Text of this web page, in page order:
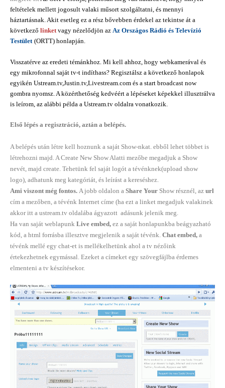
feltételek mellett jogosult valaki műsort szolgáltatni, és mennyi
háztartásnak. Akit esetleg ez a rész bővebben érdekel az tekintse át a
következő linketvagy nézelődjön az Az Országos Rádió és Televízió
Testület (ORTT) honlapján.
Visszatérve az eredeti témánkhoz. Mi kell ahhoz, hogy webkamerával és
egy mikrofonnal saját tv-t indíthass? Regisztálsz a következő honlapok
egyikén Ustream.tv,Justin.tv,Livestream.com és a start broadcast now
gombra nyomsz. A közérthetőség kedvéért a lépéseket képekkel illusztrálva
is leírom, az alábbi példa a Ustream.tv oldalra vonatkozik.
Első lépés a regisztráció, aztán a belépés.
A belépés után létre kell hoznunk a saját Show-nkat. ebből lehet többet is
létrehozni majd. A Create New Show Alatti mezőbe megadjuk a Show
nevét, majd create. Tehetünk fel saját logót a tévénknek(upload show
logo), adhatunk meg kategóriát, és leírást a kereséshez.
Ami viszont még fontos. A jobb oldalon a Share Your Show résznél, az url
cím a mezőben, a tévénk Internet címe (ha ezt a linket megadjuk valakinek
akkor itt a ustream.tv oldalába ágyazott adásunk jelenik meg.
Ha van saját weblapunk Live embed, ez a saját honlapunkba beágyazható
kód, a html forrásba illesztve megjelenik a saját tévénk. Chat embed, a
tévénk mellé egy chat-et is mellékelhetünk ahol a tv nézőink
értekezhetnek egymással. Ezeket a címeket egy szövegfájlba érdemes
elmenteni a tv készítésekor.